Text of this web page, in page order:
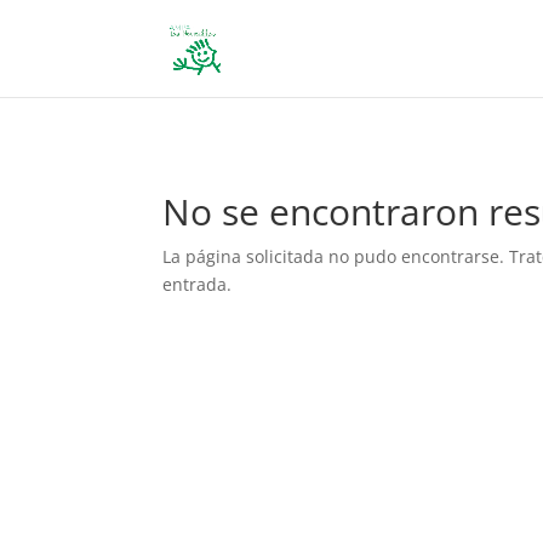
No se encontraron
La página solicitada no pudo encontrarse.
entrada.